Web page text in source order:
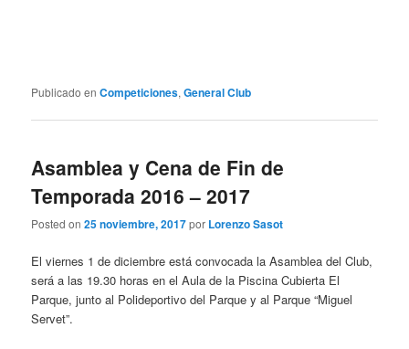
Publicado en Competiciones,General Club
Asamblea y Cena de Fin de
Temporada 2016 – 2017
Posted on25 noviembre, 2017por Lorenzo Sasot
El viernes 1 de diciembre está convocada la Asamblea del Club,
será a las 19.30 horas en el Aula de la Piscina Cubierta El
Parque, junto al Polideportivo del Parque y al Parque “Miguel
Servet”.